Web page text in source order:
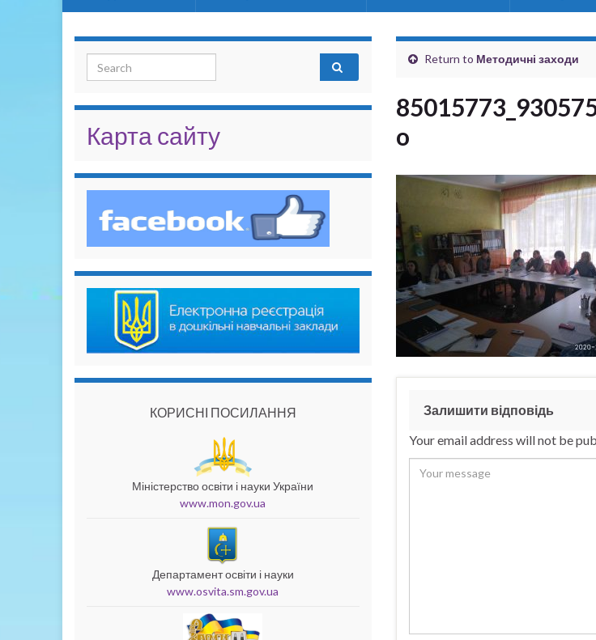
Return to Методичні заходи
o
Залишити відповідь
Your email address will not be
Search for:
Карта сайту
КОРИСНІ ПОСИЛАННЯ
Міністерство освіти і науки України
www.mon.gov.ua
Департамент освіти і науки
www.osvita.sm.gov.ua